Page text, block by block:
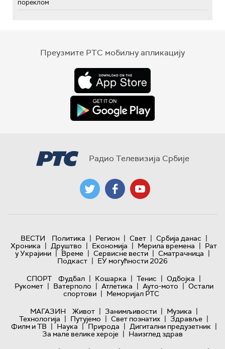
пореклом
Преузмите РТС мобилну апликацију
Радио Телевизија Србије
ВЕСТИ Политика | Регион | Свет | Србија данас |
Хроника | Друштво | Економија | Мерила времена | Рат
у Украјини | Време | Сервисне вести | Сматрачница |
Подкаст | ЕУ могућности 2026
СПОРТ
Фудбал | Кошарка | Тенис | Одбојка |
Рукомет | Ватерполо | Атлетика | Ауто-мото | Остали
спортови | Меморијал РТС
МАГАЗИН
Живот | Занимљивости | Музика |
Технологијa | Путујемо | Свет познатих | Здравље |
Филм и ТВ | Наука | Природа | Дигитални предузетник |
За мале велике хероје | Наизглед здрав